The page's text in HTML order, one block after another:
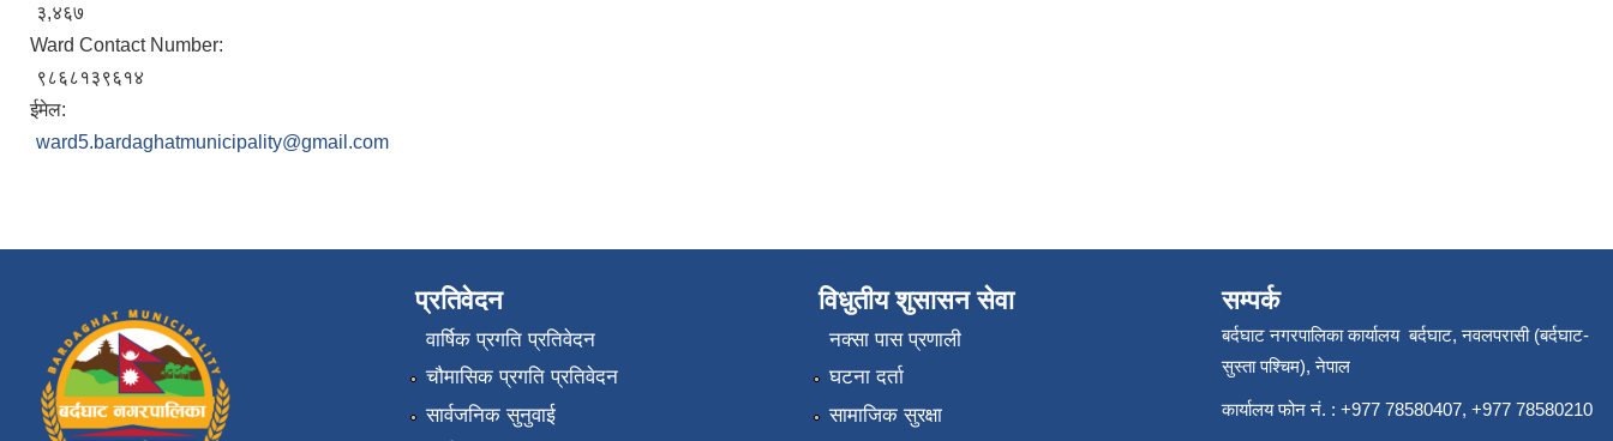
३,४६७
Ward Contact Number:
९८६८१३९६१४
ईमेल:
ward5.bardaghatmunicipality@gmail.com
प्रतिवेदन
वार्षिक प्रगति प्रतिवेदन
चौमासिक प्रगति प्रतिवेदन
सार्वजनिक सुनुवाई
विधुतीय शुसासन सेवा
नक्सा पास प्रणाली
घटना दर्ता
सामाजिक सुरक्षा
सम्पर्क
बर्दघाट नगरपालिका कार्यालय बर्दघाट, नवलपरासी (बर्दघाट-
सुस्ता पश्चिम), नेपाल
कार्यालय फोन नं. : +977 78580407, +977 78580210